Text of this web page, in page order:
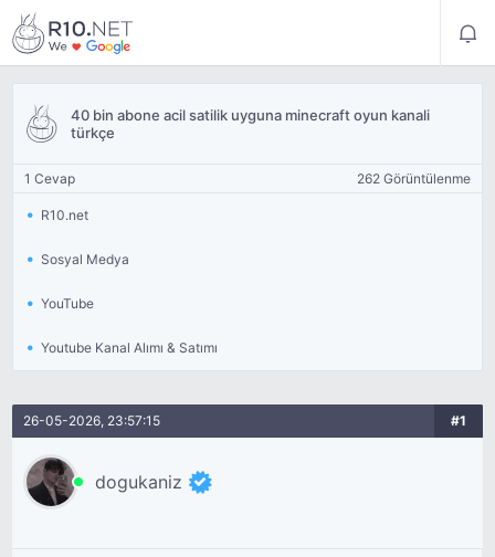
40 bin abone acil satilik uyguna minecraft oyun kanali
türkçe
1 Cevap 262 Görüntülenme
R10.net
Sosyal Medya
YouTube
Youtube Kanal Alımı & Satımı
26-05-2026, 23:57:15 #1
dogukaniz